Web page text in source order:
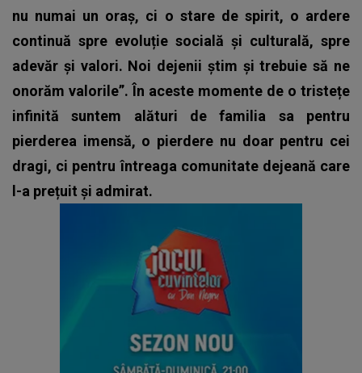
nu numai un oraș, ci o stare de spirit, o ardere
continuă spre evoluție socială și culturală, spre
adevăr și valori. Noi dejenii știm și trebuie să ne
onorăm valorile”. În aceste momente de o tristețe
infinită suntem alături de familia sa pentru
pierderea imensă, o pierdere nu doar pentru cei
dragi, ci pentru întreaga comunitate dejeană care
l-a prețuit și admirat.